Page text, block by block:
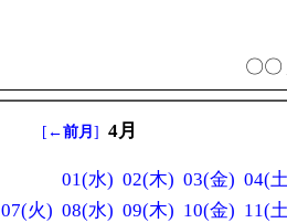
〇
[ ←前月 ] 4月
01(水) 02(木) 03(金) 04(
07(火) 08(水) 09(木) 10(金) 11(